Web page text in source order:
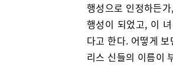
행성으로 인정하든
행성이 되었고, 이
다고 한다. 어떻게
리스 신들의 이름이